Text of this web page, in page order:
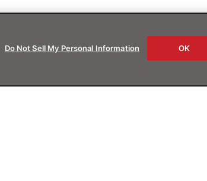
Do Not Sell My Personal Information OK